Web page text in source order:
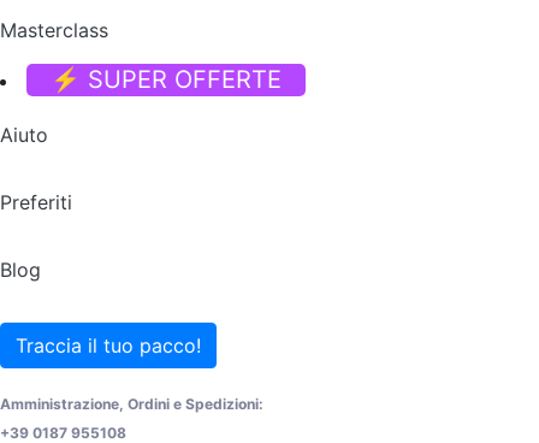
Masterclass
⚡ SUPER OFFERTE
Aiuto
Preferiti
Blog
Traccia il tuo pacco!
Amministrazione, Ordini e Spedizioni:
+39 0187 955108